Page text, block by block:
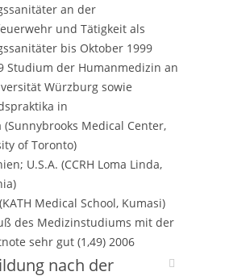
an der
und Tätigkeit als
bis Oktober 1999
Studium der Humanmedizin an
Würzburg sowie
in
(Sunnybrooks Medical Center,
of Toronto)
U.S.A. (CCRH Loma Linda,
Medical School, Kumasi)
des Medizinstudiums mit der
sehr gut (1,49) 2006
nach der